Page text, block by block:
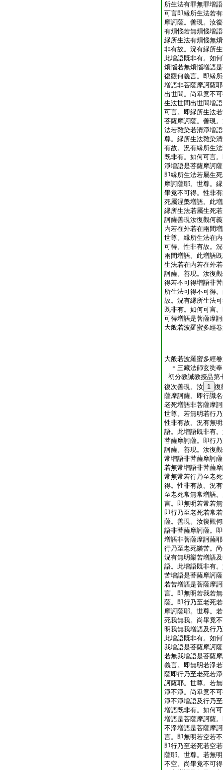
所生法有罪無罪増
可言即縁所生法若
摩訶薩。善現。汝
有煩惱若無煩惱増
縁所生法有煩惱無
非有故。況有縁所
此増語既非有。如
煩惱若無煩惱増語
復觀何義言。即縁
増語非菩薩摩訶薩
出世間。尚畢竟不
生法世間出世間増
可言。即縁所生法
菩薩摩訶薩。善現
法若雜染若清淨増
尊。縁所生法雜染
有故。況有縁所生
既非有。如何可言
淨増語是菩薩摩訶
即縁所生法若屬生
摩訶薩耶。世尊。
畢竟不可得。性非
死屬涅槃増語。此
縁所生法若屬生死
訶薩善現汝復觀何
内若在外若在兩間
世尊。縁所生法在
可得。性非有故。
兩間増語。此増語
生法若在内若在外
訶薩。善現。汝復
得若不可得増語非
所生法可得不可得
故。況有縁所生法
既非有。如何可言
可得増語是菩薩摩
大般若波羅蜜多經
大般若波羅蜜多經
＊三藏法師
初分教誡教授品第
復次善現。汝 1 復
薩摩訶薩。即行識
老死増語非菩薩摩
世尊。若無明若行
性非有故。況有無
語。此増語既非有
菩薩摩訶薩。即行
訶薩。善現。汝復
常増語非菩薩摩訶
若無常増語非菩薩
常無常若行乃至老
得。性非有故。況
至老死常無常増語
言。即無明若常若
即行乃至老死若常
薩。善現。汝復觀
語非菩薩摩訶薩。
増語非菩薩摩訶薩
行乃至老死樂苦。
況有無明樂苦増語
語。此増語既非有
苦増語是菩薩摩訶
若苦増語是菩薩摩
言。即無明若我若
薩。即行乃至老死
摩訶薩耶。世尊。
死我無我。尚畢竟
明我無我増語及行
此増語既非有。如
我増語是菩薩摩訶
若無我増語是菩薩
義言。即無明若淨
薩即行乃至老死若
訶薩耶。世尊。若
淨不淨。尚畢竟不
淨不淨増語及行乃
増語既非有。如何
増語是菩薩摩訶薩
不淨増語是菩薩摩
言。即無明若空若
即行乃至老死若空
薩耶。世尊。若無
不空。尚畢竟不可